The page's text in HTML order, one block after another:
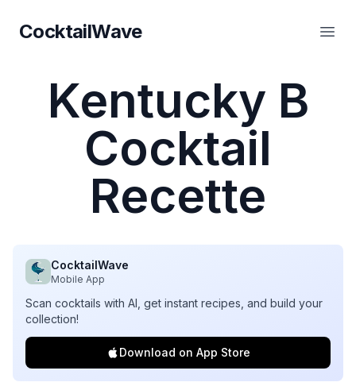
CocktailWave
CocktailWave
Kentucky B
Cocktail
Recette
CocktailWave
Mobile App
Scan cocktails with AI, get instant recipes, and build your
collection!
Download on App Store